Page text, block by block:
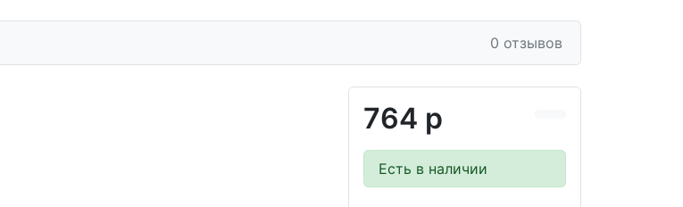
0 отзывов
764 р
Есть в наличии